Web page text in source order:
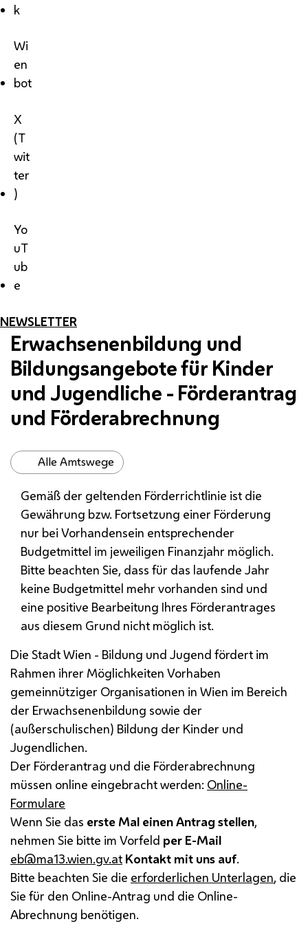
k
Wi
en
bot
X
(T
wit
ter
)
Yo
uT
ub
e
NEWSLETTER
Erwachsenenbildung und
Bildungsangebote für Kinder
und Jugendliche - Förderantrag
und Förderabrechnung
Alle Amtswege
Gemäß der geltenden Förderrichtlinie ist die
Gewährung bzw. Fortsetzung einer Förderung
nur bei Vorhandensein entsprechender
Budgetmittel im jeweiligen Finanzjahr möglich.
Bitte beachten Sie, dass für das laufende Jahr
keine Budgetmittel mehr vorhanden sind und
eine positive Bearbeitung Ihres Förderantrages
aus diesem Grund nicht möglich ist.
Die Stadt Wien - Bildung und Jugend fördert im
Rahmen ihrer Möglichkeiten Vorhaben
gemeinnütziger Organisationen in Wien im Bereich
der Erwachsenenbildung sowie der
(außerschulischen) Bildung der Kinder und
Jugendlichen.
Der Förderantrag und die Förderabrechnung
müssen online eingebracht werden: Online-
Formulare
Wenn Sie das erste Mal einen Antrag stellen,
nehmen Sie bitte im Vorfeld per E-Mail
eb@ma13.wien.gv.at Kontakt mit uns auf.
Bitte beachten Sie die erforderlichen Unterlagen, die
Sie für den Online-Antrag und die Online-
Abrechnung benötigen.